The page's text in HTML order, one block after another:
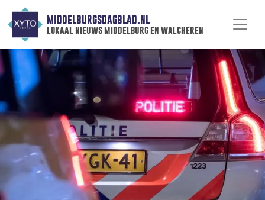
MIDDELBURGSDAGBLAD.NL
lokaal nieuws middelburg en walcheren